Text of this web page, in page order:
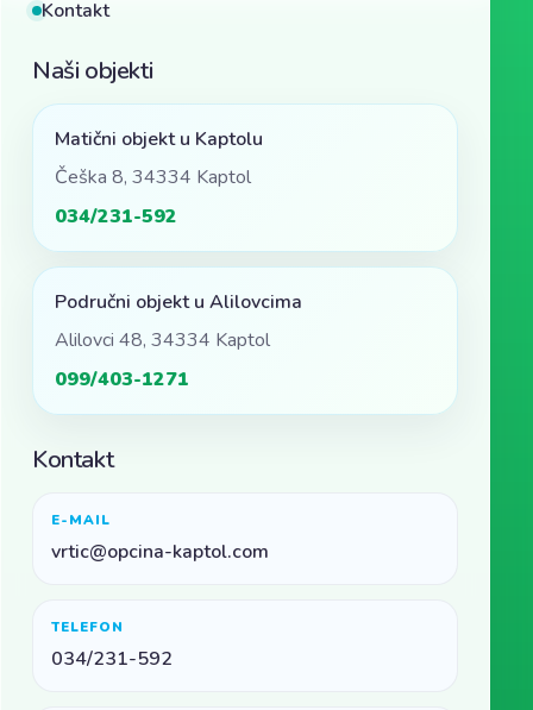
Kontakt
Naši objekti
Matični objekt u Kaptolu
Češka 8, 34334 Kaptol
034/231-592
Područni objekt u Alilovcima
Alilovci 48, 34334 Kaptol
099/403-1271
Kontakt
E-MAIL
vrtic@opcina-kaptol.com
TELEFON
034/231-592